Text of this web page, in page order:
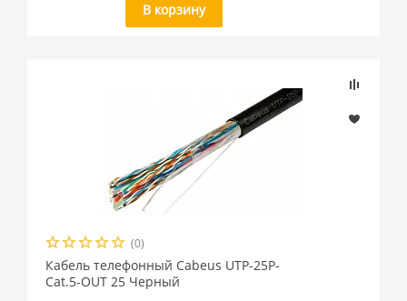
В корзину
(0)
Кабель телефонный Cabeus UTP-25P-
Cat.5-OUT 25 Черный